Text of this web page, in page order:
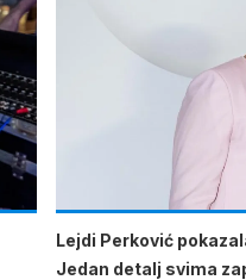
Lejdi Perković
Jedan detalj svima